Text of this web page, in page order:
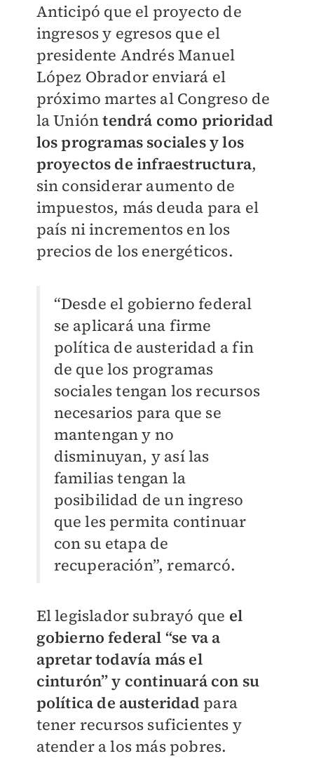
Anticipó que el proyecto de
ingresos y egresos que el
presidente Andrés Manuel
López Obrador enviará el
próximo martes al Congreso de
la Unióntendrá como prioridad
los programas sociales y los
proyectos de infraestructura,
sin considerar aumento de
impuestos, más deuda para el
país ni incrementos en los
precios de los energéticos.
“Desde el gobierno federal
se aplicará una firme
política de austeridad a fin
de que los programas
sociales tengan los recursos
necesarios para que se
mantengan y no
disminuyan, y así las
familias tengan la
posibilidad de un ingreso
que les permita continuar
con su etapa de
recuperación”, remarcó.
El legislador subrayó que el
gobierno federal “se va a
apretar todavía más el
cinturón” y continuará con su
política de austeridad para
tener recursos suficientes y
atender a los más pobres.